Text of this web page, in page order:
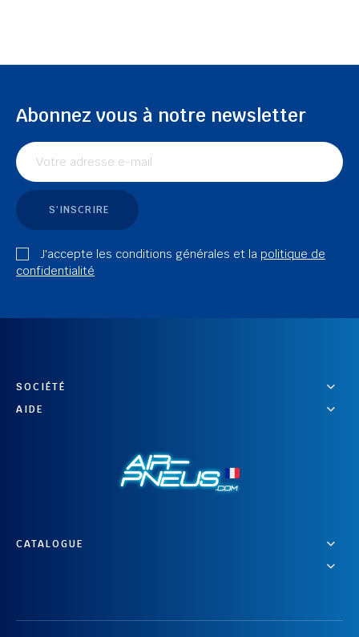
Abonnez vous à notre newsletter
S'INSCRIRE
J'accepte les conditions générales et la politique de
confidentialité
SOCIÉTÉ
AIDE
CATALOGUE